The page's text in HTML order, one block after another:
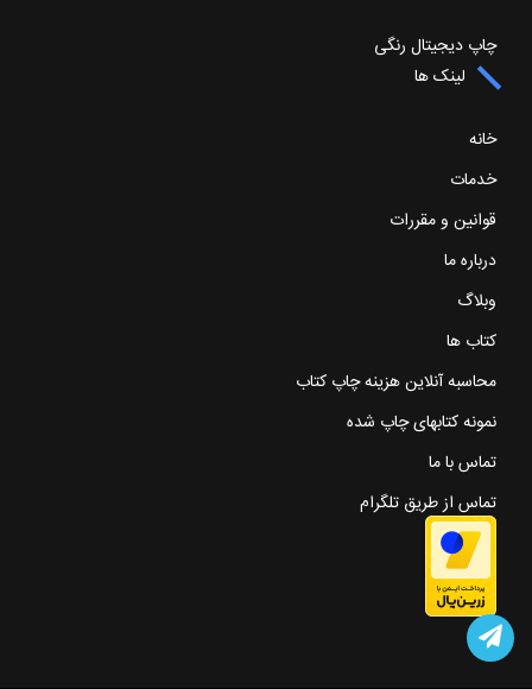
چاپ دیجیتال رنگی
لینک ها
خانه
خدمات
قوانین و مقررات
درباره ما
وبلاگ
کتاب ها
محاسبه آنلاین هزینه چاپ کتاب
نمونه کتابهای چاپ شده
تماس با ما
تماس از طریق تلگرام